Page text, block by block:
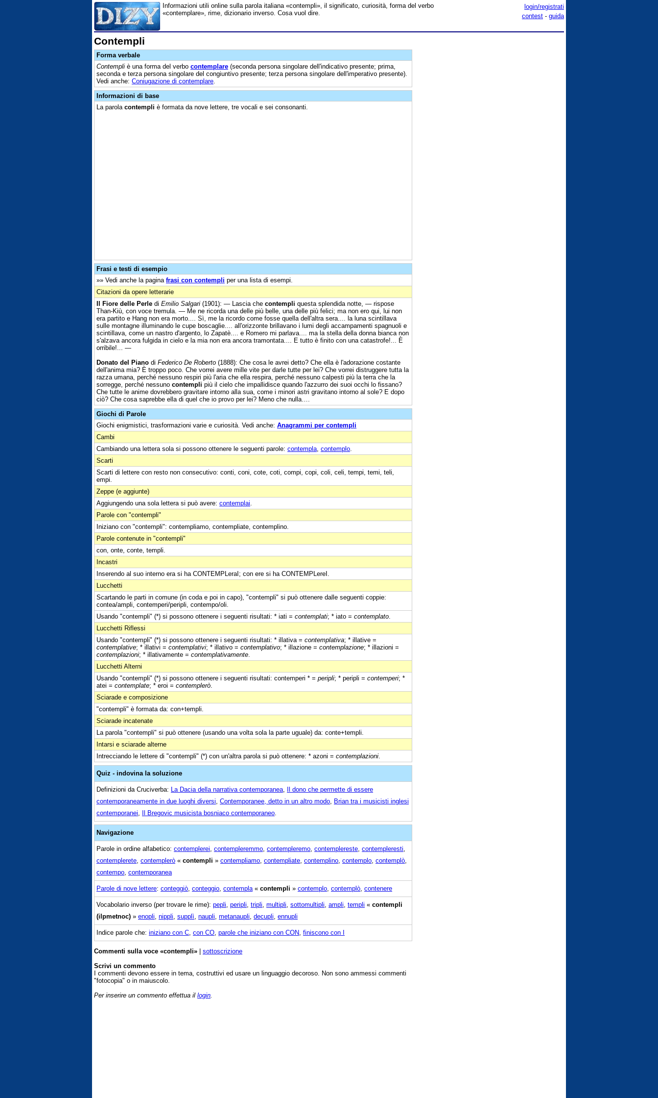
login/registrati
contest - guida
Informazioni utili online sulla parola italiana «contempli», il significato, curiosità, forma del verbo
«contemplare», rime, dizionario inverso. Cosa vuol dire.
Contempli
Forma verbale
Contempli è una forma del verbo contemplare (seconda persona singolare dell'indicativo presente; prima,
seconda e terza persona singolare del congiuntivo presente; terza persona singolare dell'imperativo presente).
Vedi anche: Coniugazione di contemplare
Informazioni di base
La parola contempli è formata da nove lettere, tre vocali e sei consonanti.
Frasi e testi di esempio
»» Vedi anche la pagina frasi con contempli per una lista di esempi.
Citazioni da opere letterarie
Il Fiore delle Perle di Emilio Salgari (1901): — Lascia che contempli questa splendida notte, — rispose
Than-Kiù, con voce tremula. — Me ne ricorda una delle più belle, una delle più felici; ma non ero qui, lui non
era partito e Hang non era morto.... Sì, me la ricordo come fosse quella dell'altra sera.... la luna scintillava
sulle montagne illuminando le cupe boscaglie.... all'orizzonte brillavano i lumi degli accampamenti spagnuoli e
scintillava, come un nastro d'argento, lo Zapatè.... e Romero mi parlava.... ma la stella della donna bianca non
s'alzava ancora fulgida in cielo e la mia non era ancora tramontata.... E tutto è finito con una catastrofe!... È
orribile!... —
Donato del Piano di Federico De Roberto (1888): Che cosa le avrei detto? Che ella è l'adorazione costante
dell'anima mia? È troppo poco. Che vorrei avere mille vite per darle tutte per lei? Che vorrei distruggere tutta la
razza umana, perché nessuno respiri più l'aria che ella respira, perché nessuno calpesti più la terra che la
sorregge, perché nessuno contempli più il cielo che impallidisce quando l'azzurro dei suoi occhi lo fissano?
Che tutte le anime dovrebbero gravitare intorno alla sua, come i minori astri gravitano intorno al sole? E dopo
ciò? Che cosa saprebbe ella di quel che io provo per lei? Meno che nulla….
Giochi di Parole
Giochi enigmistici, trasformazioni varie e curiosità. Vedi anche: Anagrammi per contempli
Cambi
Cambiando una lettera sola si possono ottenere le seguenti parole: contempla contemplo
Scarti
Scarti di lettere con resto non consecutivo: conti, coni, cote, coti, compi, copi, coli, celi, tempi, temi, teli,
empi.
Zeppe (e aggiunte)
Aggiungendo una sola lettera si può avere: contemplai
Parole con "contempli"
Iniziano con "contempli": contempliamo, contempliate, contemplino.
Parole contenute in "contempli"
con, onte, conte, templi.
Incastri
Inserendo al suo interno era si ha CONTEMPLeraI; con ere si ha CONTEMPLereI.
Lucchetti
Scartando le parti in comune (in coda e poi in capo), "contempli" si può ottenere dalle seguenti coppie:
contea/ampli, contemperi/peripli, contempo/oli.
Usando "contempli" (*) si possono ottenere i seguenti risultati: * iati = contemplati; * iato = contemplato
Lucchetti Riflessi
Usando "contempli" (*) si possono ottenere i seguenti risultati: * illativa = contemplativa; * illative =
contemplative; * illativi = contemplativi; * illativo = contemplativo; * illazione = contemplazione; * illazioni =
contemplazioni; * illativamente = contemplativamente
Lucchetti Alterni
Usando "contempli" (*) si possono ottenere i seguenti risultati: contemperi * = peripli; * peripli = contemperi; *
atei = contemplate; * eroi = contemplerò
Sciarade e composizione
"contempli" è formata da: con+templi.
Sciarade incatenate
La parola "contempli" si può ottenere (usando una volta sola la parte uguale) da: conte+templi.
Intarsi e sciarade alterne
Intrecciando le lettere di "contempli" (*) con un'altra parola si può ottenere: * azoni = contemplazioni
Quiz - indovina la soluzione
Definizioni da Cruciverba: La Dacia della narrativa contemporanea Il dono che permette di essere
contemporaneamente in due luoghi diversi Contemporanee, detto in un altro modo Brian tra i musicisti inglesi
contemporanei
Il Bregovic musicista bosniaco contemporaneo
Navigazione
Parole in ordine alfabetico: contemplerei contempleremmo contempleremo contemplereste contempleresti
contemplerete contemplerò « contempli » contempliamo contempliate contemplino contemplo contemplò
contempo contemporanea
Parole di nove lettere: conteggiò conteggio contempla « contempli » contemplo contemplò contenere
Vocabolario inverso (per trovare le rime): pepli peripli tripli multipli sottomultipli ampli templi « contempli
(ilpmetnoc) » enopli nippli supplì naupli metanaupli decupli ennupli
Indice parole che: iniziano con C con CO parole che iniziano con CON finiscono con I
Commenti sulla voce «contempli» | sottoscrizione
Scrivi un commento
I commenti devono essere in tema, costruttivi ed usare un linguaggio decoroso. Non sono ammessi commenti
"fotocopia" o in maiuscolo.
Per inserire un commento effettua il login